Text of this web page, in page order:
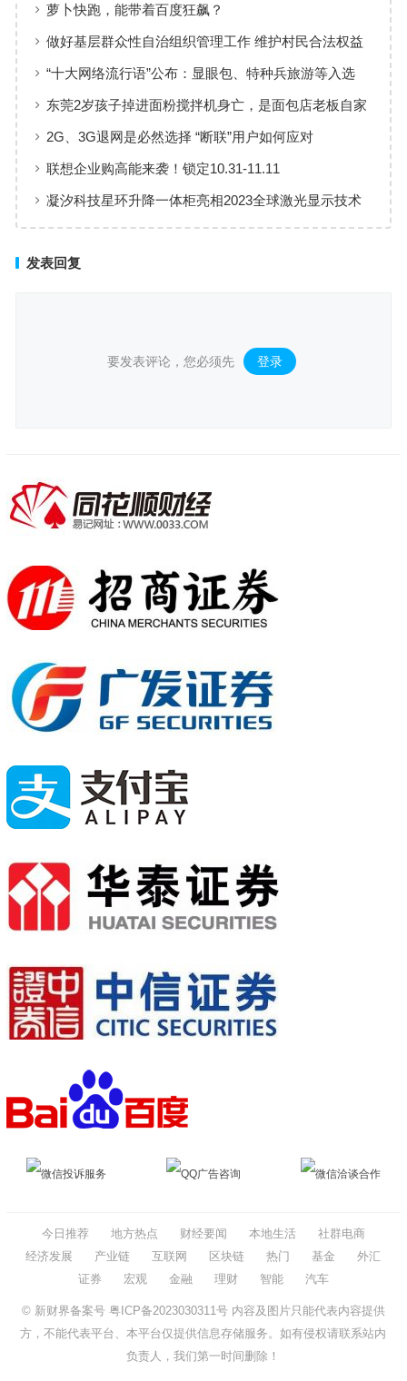
萝卜快跑，能带着百度狂飙？
做好基层群众性自治组织管理工作 维护村民合法权益
“十大网络流行语”公布：显眼包、特种兵旅游等入选
东莞2岁孩子掉进面粉搅拌机身亡，是面包店老板自家
2G、3G退网是必然选择 “断联”用户如何应对
联想企业购高能来袭！锁定10.31-11.11
凝汐科技星环升降一体柜亮相2023全球激光显示技术
发表回复
要发表评论，您必须先 登录 。
微信投诉服务 QQ广告咨询 微信洽谈合作
今日推荐 地方热点 财经要闻 本地生活
社群电商
经济发展
产业链 互联网 区块链 热门 基金
外汇
证券
宏观 金融 理财 智能 汽车
© 新财界备案号 粤ICP备2023030311号内容及图片只能代表内容提供
方，不能代表平台、本平台仅提供信息存储服务。如有侵权请联系站内
负责人，我们第一时间删除！